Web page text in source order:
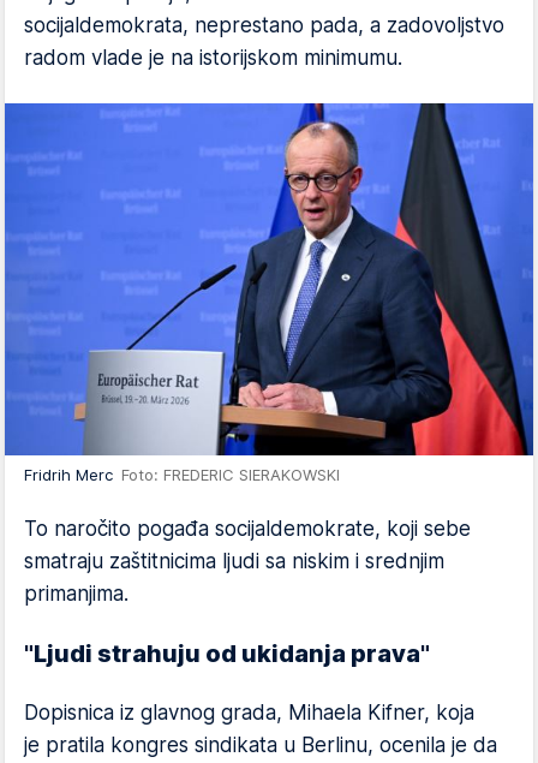
socijaldemokrata, neprestano pada, a zadovoljstvo
radom vlade je na istorijskom minimumu.
Fridrih Merc Foto: FREDERIC SIERAKOWSKI
To naročito pogađa socijaldemokrate, koji sebe
smatraju zaštitnicima ljudi sa niskim i srednjim
primanjima.
"Ljudi strahuju od ukidanja prava"
Dopisnica iz glavnog grada, Mihaela Kifner, koja
je pratila kongres sindikata u Berlinu, ocenila je da